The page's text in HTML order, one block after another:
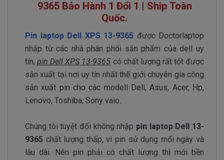
9365 Bảo Hành 1 Đổi 1 | Ship Toàn
Quốc.
Pin laptop Dell XPS 13-9365 được Doctorlaptop
nhập từ các nhà phân phối sản phẩm của dell uy
tín,pin Dell XPS 13-9365 có chất lượng rất tốt được
sản xuất tại nơi uy tín nhất thế giới chuyên gia công
sản xuất pin cho các modell Dell, Asus, Acer, Hp,
Lenovo, Toshiba, Sony vaio.
Chúng tôi tuyệt đối không nhập pin laptop Dell 13-
9365 chất lượng thấp, vì pin sử dụng mổi ngày và
lâu dài. Nên pin phải có chất lượng thì mới bền